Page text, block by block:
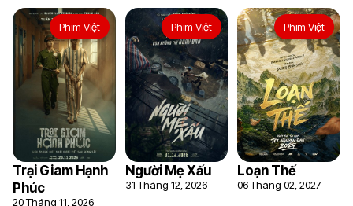
Phim Việt
Trại Giam Hạnh
Phúc
20 Tháng 11, 2026
Phim Việt
Người Mẹ Xấu
31 Tháng 12, 2026
Phim Việt
Loạn Thế
06 Tháng 02, 2027